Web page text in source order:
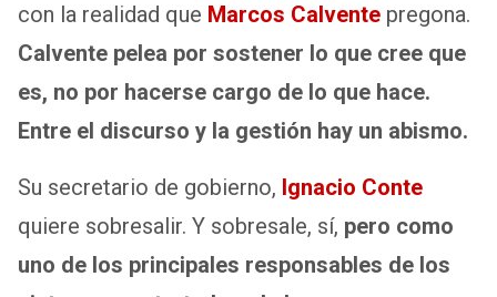
con la realidad que Marcos Calvente pregona.
Calvente pelea por sostener lo que cree que
es, no por hacerse cargo de lo que hace.
Entre el discurso y la gestión hay un abismo.
Su secretario de gobierno, Ignacio Conte
quiere sobresalir. Y sobresale, sí, pero como
uno de los principales responsables de los